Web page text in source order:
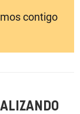
contigo